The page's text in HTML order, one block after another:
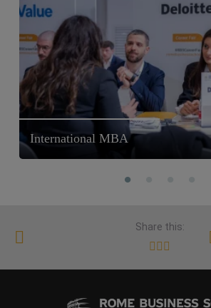
International MBA
Share this: